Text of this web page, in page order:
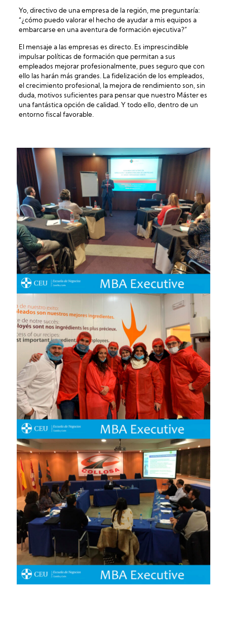
Yo, directivo de una empresa de la región, me preguntaría:
“¿cómo puedo valorar el hecho de ayudar a mis equipos a
embarcarse en una aventura de formación ejecutiva?”
El mensaje a las empresas es directo. Es imprescindible
impulsar políticas de formación que permitan a sus
empleados mejorar profesionalmente, pues seguro que con
ello las harán más grandes. La fidelización de los empleados,
el crecimiento profesional, la mejora de rendimiento son, sin
duda, motivos suficientes para pensar que nuestro Máster es
una fantástica opción de calidad. Y todo ello, dentro de un
entorno fiscal favorable.